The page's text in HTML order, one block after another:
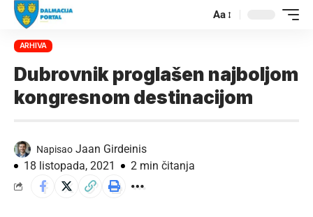
Aa
ARHIVA
Dubrovnik proglašen najboljom
kongresnom destinacijom
Napisao Jaan Girdeinis
18 listopada, 2021
2 min čitanja